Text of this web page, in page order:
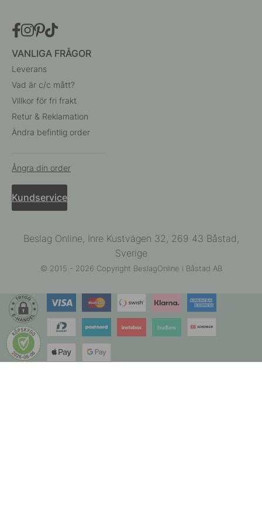
VANLIGA FRÅGOR
Leverans
Vad är c/c mått?
Villkor för fri frakt
Retur & Reklamation
Ändra befintlig order
Ångra din order
Kundservice
Beslag Online, Inre Kustvägen 32, 269 43 Båstad,
Sverige
© 2015 - 2026 Copyright BeslagOnline i Båstad AB